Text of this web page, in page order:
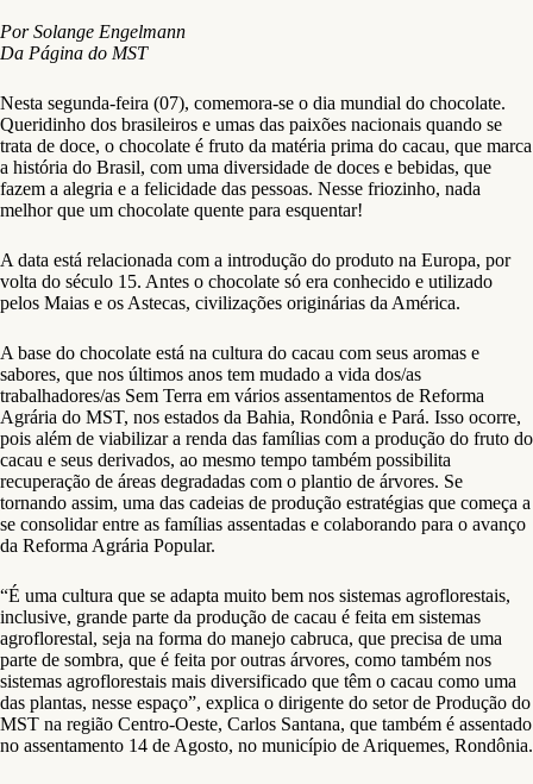
Por Solange Engelmann
Da Página do MST
Nesta segunda-feira (07), comemora-se o dia mundial do chocolate.
Queridinho dos brasileiros e umas das paixões nacionais quando se
trata de doce, o chocolate é fruto da matéria prima do cacau, que marca
a história do Brasil, com uma diversidade de doces e bebidas, que
fazem a alegria e a felicidade das pessoas. Nesse friozinho, nada
melhor que um chocolate quente para esquentar!
A data está relacionada com a introdução do produto na Europa, por
volta do século 15. Antes o chocolate só era conhecido e utilizado
pelos Maias e os Astecas, civilizações originárias da América.
A base do chocolate está na cultura do cacau com seus aromas e
sabores, que nos últimos anos tem mudado a vida dos/as
trabalhadores/as Sem Terra em vários assentamentos de Reforma
Agrária do MST, nos estados da Bahia, Rondônia e Pará. Isso ocorre,
pois além de viabilizar a renda das famílias com a produção do fruto do
cacau e seus derivados, ao mesmo tempo também possibilita
recuperação de áreas degradadas com o plantio de árvores. Se
tornando assim, uma das cadeias de produção estratégias que começa a
se consolidar entre as famílias assentadas e colaborando para o avanço
da Reforma Agrária Popular.
“É uma cultura que se adapta muito bem nos sistemas agroflorestais,
inclusive, grande parte da produção de cacau é feita em sistemas
agroflorestal, seja na forma do manejo cabruca, que precisa de uma
parte de sombra, que é feita por outras árvores, como também nos
sistemas agroflorestais mais diversificado que têm o cacau como uma
das plantas, nesse espaço”, explica o dirigente do setor de Produção do
MST na região Centro-Oeste, Carlos Santana, que também é assentado
no assentamento 14 de Agosto, no município de Ariquemes, Rondônia.